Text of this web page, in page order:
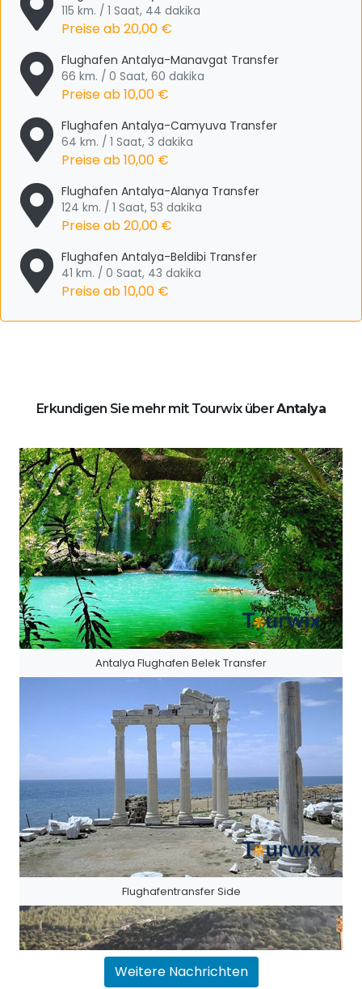
115 km. / 1 Saat, 44 dakika
Preise ab20,00 €
Flughafen Antalya-Manavgat Transfer
66 km. / 0 Saat, 60 dakika
Preise ab10,00 €
Flughafen Antalya-Camyuva Transfer
64 km. / 1 Saat, 3 dakika
Preise ab10,00 €
Flughafen Antalya-Alanya Transfer
124 km. / 1 Saat, 53 dakika
Preise ab20,00 €
Flughafen Antalya-Beldibi Transfer
41 km. / 0 Saat, 43 dakika
Preise ab10,00 €
Erkundigen Sie mehr mit Tourwix überAntalya
Antalya Flughafen Belek Transfer
Flughafentransfer Side
Weitere Nachrichten